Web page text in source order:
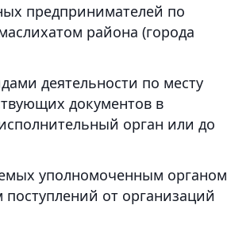
предпринимателей по
района (города
деятельности по месту
документов в
орган или до
уполномоченным
от организаций